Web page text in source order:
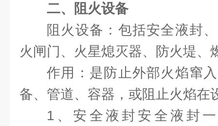
二、阻火设备
阻火设备：包括安全液封
火闸门、火星熄灭器、防火堤、
作用：是防止外部火焰窜
备、管道、容器，或阻止火焰在
1、安全液封安全液封